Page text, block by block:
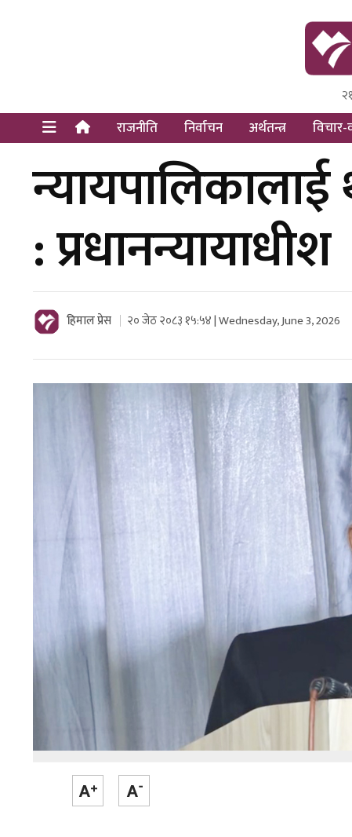
Himal
Dot
राजनीति निर्वाचन अर्थतन्त्र विचार-
: प्रधानन्यायाधीश
हिमाल प्रेस २० जेठ २०८३ १५:५४ | Wednesday, June 3, 2026